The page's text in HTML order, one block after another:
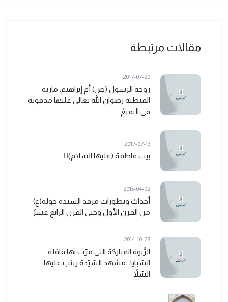
مقالات مرتبطة
2017-07-20
زوجة الرسول (ص) أم إبراهيم: مارية
القبطية رضوان الله تعالى عليها مدفونة
في البقيعً
2017-07-13
بيت فاطمة (عليها السلام)ً
2015-04-02
أحداث وتطورات مرقد السيدة خولة(ع)
من القرن الأول وحتى القرن الرابع عشرً
2014-10-28
الرَّبوة المباركة التي مرّت بها قافلة
السّبايا.. مشهد السّيّدة زينب عليها
السّلاً